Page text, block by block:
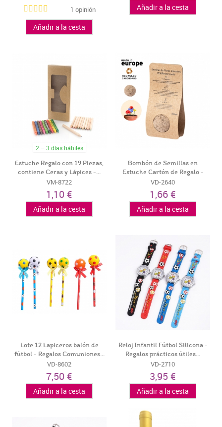
1 opinión
Añadir a la cesta
Añadir a la cesta
2 – 3 días hábiles
Estuche Regalo con 19 Piezas,
contiene Ceras y Lápices -...
VM-8722
1,10 €
Añadir a la cesta
Bombón de Semillas en
Estuche Cartón de Regalo -
Detalles...
VD-2640
1,66 €
Añadir a la cesta
Lote 12 Lapiceros balón de
fútbol - Regalos Comuniones...
VD-8602
7,50 €
Añadir a la cesta
Reloj Infantil Fútbol Silicona -
Regalos prácticos útiles...
VD-2710
3,95 €
Añadir a la cesta